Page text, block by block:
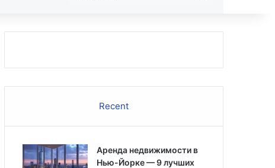
Recent
Аренда недвижимости в
Нью-Йорке — 9 лучших